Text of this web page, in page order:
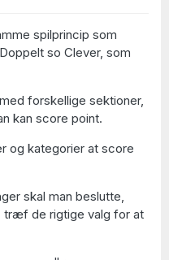
spilprincip som
so Clever, som
forskellige sektioner,
kan score point.
og kategorier at score
skal man beslutte,
træf de rigtige valg for at